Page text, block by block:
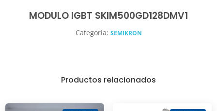
MODULO IGBT SKIM500GD128DMV1
Categoria: SEMIKRON
Productos relacionados